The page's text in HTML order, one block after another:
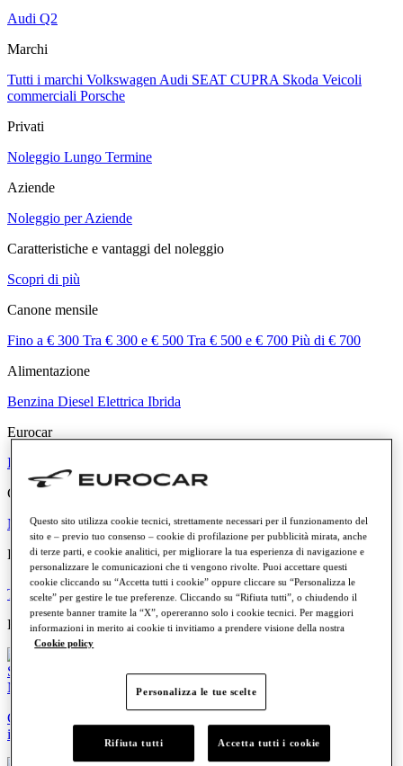
Audi Q2
Marchi
Tutti i marchi Volkswagen Audi SEAT CUPRA Skoda Veicoli
commerciali Porsche
Privati
Noleggio Lungo Termine
Aziende
Noleggio per Aziende
Caratteristiche e vantaggi del noleggio
Scopri di più
Canone mensile
Fino a € 300 Tra € 300 e € 500 Tra € 500 e € 700 Più di € 700
Alimentazione
Benzina Diesel Elettrica Ibrida
Eurocar
Il Gruppo
Comunicazione
NewsEventi
Link rapidi
Trova la tua Concessionaria
Offerte e Promozioni
Highlights
News
Comunicazione ai Clienti: Fusione per incorporazione di PWP S.r.l.
in Eurocar Tech S.p.A.
Questo sito utilizza cookie tecnici, strettamente necessari per il funzionamento del
sito e – previo tuo consenso – cookie di profilazione per pubblicità mirata, anche
di terze parti, e cookie analitici, per migliorare la tua esperienza di navigazione e
personalizzare le comunicazioni che ti vengono rivolte. Puoi accettare questi
cookie cliccando su “Accetta tutti i cookie” oppure cliccare su “Personalizza le
scelte” per gestire le tue preferenze. Cliccando su “Rifiuta tutti”, o chiudendo il
presente banner tramite la “X”, opereranno solo i cookie tecnici. Per maggiori
informazioni in merito ai cookie ti invitiamo a prendere visione della nostra
Cookie policy
Personalizza le tue scelte
Rifiuta tutti Accetta tutti i cookie